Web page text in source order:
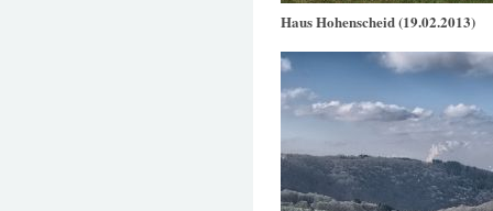
Haus Hohenscheid (19.02.2013)